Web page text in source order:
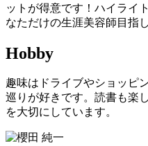
ットが得意です！ハイライ
なただけの生涯美容師目指し
Hobby
趣味はドライブやショッピ
巡りが好きです。読書も楽
を大切にしています。